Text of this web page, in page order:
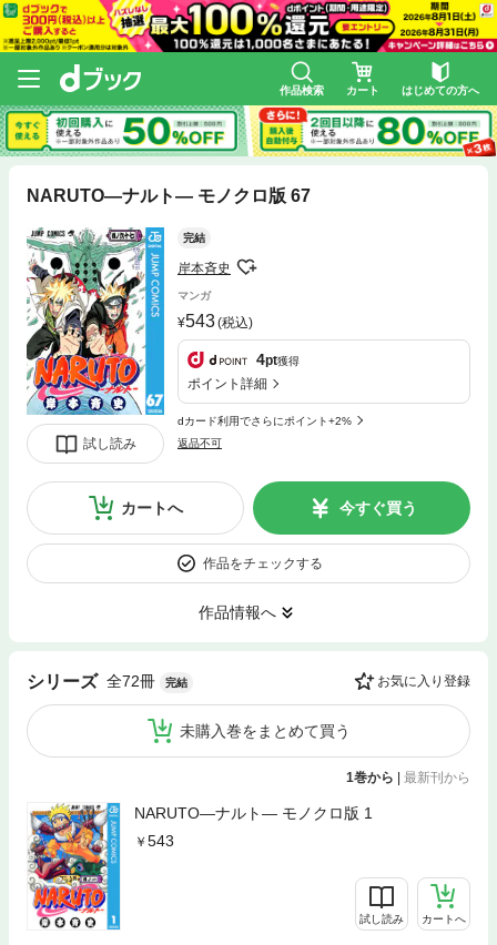
作品検索 カート はじめての方へ
NARUTO―ナルト― モノクロ版 67
試し読み
完結
岸本斉史
マンガ
543(税込)
4pt獲得
ポイント詳細
dカード利用でさらにポイント+2%
返品不可
カートへ 今すぐ買う
作品をチェックする
作品情報へ
シリーズ 全72冊 完結 お気に入り登録
未購入巻をまとめて買う
1巻から 最新刊から
NARUTO―ナルト― モノクロ版 1
543
試し読み カートへ